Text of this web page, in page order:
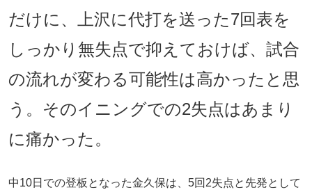
だけに、上沢に代打を送った7回表を
しっかり無失点で抑えておけば、試合
の流れが変わる可能性は高かったと思
う。そのイニングでの2失点はあまり
に痛かった。
中10日での登板となった金久保は、5回2失点と先発として